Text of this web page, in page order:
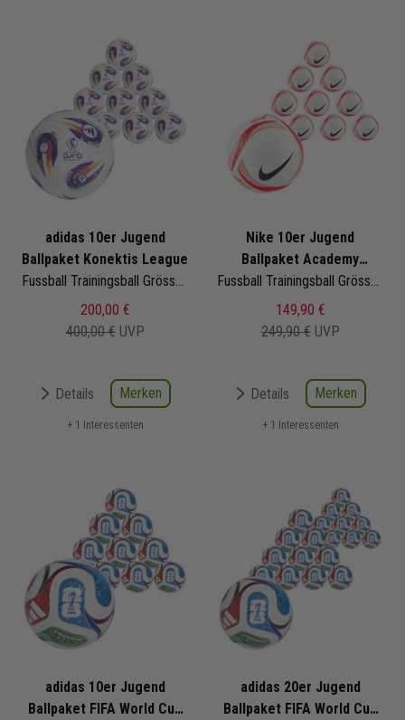
adidas 10er Jugend
Ballpaket Konektis League
Fussball Trainingsball Grösse 4 | JH1262 | Fußbälle Set 10-teilig
200,00 €
400,00 € UVP
Details Merken
+ 1 Interessenten
Nike 10er Jugend
Ballpaket Academy
Superlight Team
Fussball Trainingsball Grösse 3 290g | HV6345-100 | Fußbälle Set 10-teilig
149,90 €
249,90 € UVP
Details Merken
+ 1 Interessenten
adidas 10er Jugend
Ballpaket FIFA World Cup
adidas 20er Jugend
Ballpaket FIFA World Cup